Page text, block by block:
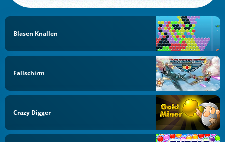
Blasen Knallen
Fallschirm
Crazy Digger